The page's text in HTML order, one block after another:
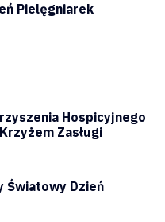
Pielęgniarek
Hospicyjnego
Zasługi
Światowy Dzień